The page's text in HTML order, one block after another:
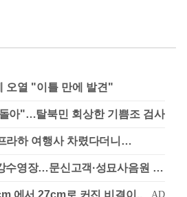
오열 "이틀 만에 발견"
아"…탈북민 회상한 기쁨조 검사
라하 여행사 차렸다더니…
'가성비 워터밤' 한강수영장…문신고객·성묘사음원 민원